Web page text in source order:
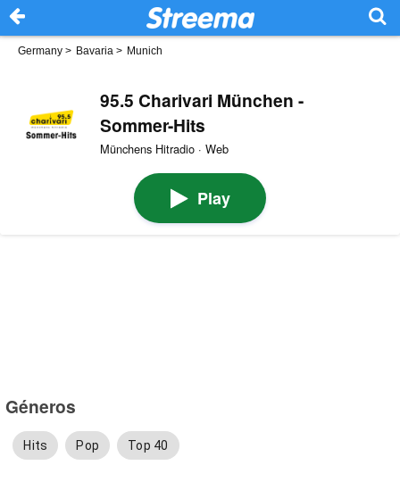
Germany > Bavaria > Munich
95.5 Charivari München -
Sommer-Hits
Münchens Hitradio · Web
Play
Géneros
Hits Pop Top 40